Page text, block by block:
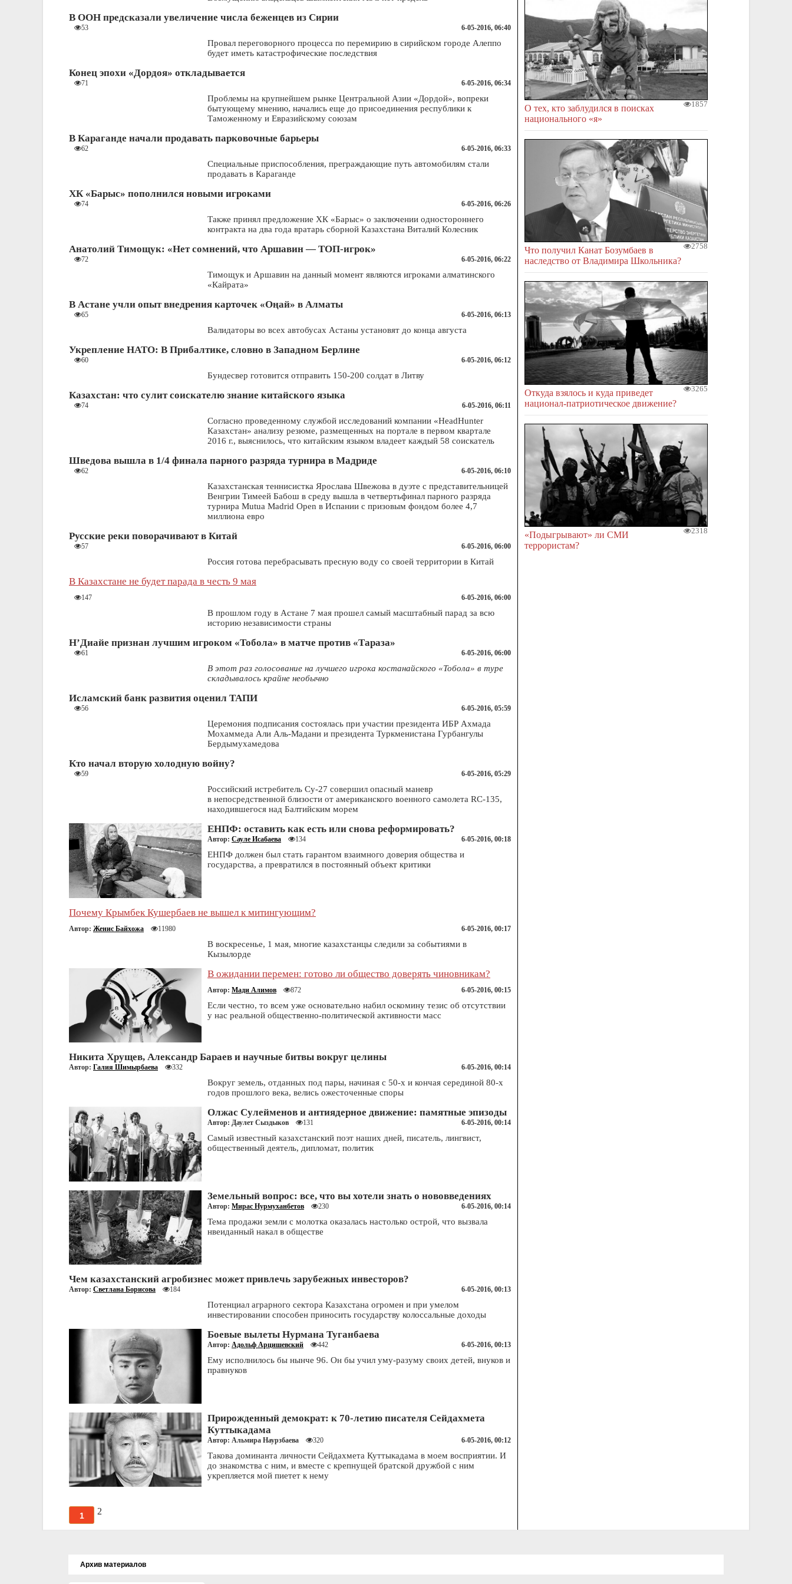
В ООН предсказали увеличение числа беженцев из Сирии
53 6-05-2016, 06:40
Провал переговорного процесса по перемирию в сирийском городе Алеппо
будет иметь катастрофические последствия
Конец эпохи «Дордоя» откладывается
71 6-05-2016, 06:34
Проблемы на крупнейшем рынке Центральной Азии «Дордой», вопреки
бытующему мнению, начались еще до присоединения республики к
Таможенному и Евразийскому союзам
В Караганде начали продавать парковочные барьеры
62 6-05-2016, 06:33
Специальные приспособления, преграждающие путь автомобилям стали
продавать в Караганде
ХК «Барыс» пополнился новыми игроками
74 6-05-2016, 06:26
Также принял предложение ХК «Барыс» о заключении одностороннего
контракта на два года вратарь сборной Казахстана Виталий Колесник
Анатолий Тимощук: «Нет сомнений, что Аршавин — ТОП-игрок»
72 6-05-2016, 06:22
Тимощук и Аршавин на данный момент являются игроками алматинского
«Кайрата»
В Астане учли опыт внедрения карточек «Оңай» в Алматы
65 6-05-2016, 06:13
Валидаторы во всех автобусах Астаны установят до конца августа
Укрепление НАТО: В Прибалтике, словно в Западном Берлине
60 6-05-2016, 06:12
Бундесвер готовится отправить 150-200 солдат в Литву
Казахстан: что сулит соискателю знание китайского языка
74 6-05-2016, 06:11
Согласно проведенному службой исследований компании «HeadHunter
Казахстан» анализу резюме, размещенных на портале в первом квартале
2016 г., выяснилось, что китайским языком владеет каждый 58 соискатель
Шведова вышла в 1/4 финала парного разряда турнира в Мадриде
62 6-05-2016, 06:10
Казахстанская теннисистка Ярослава Швежова в дуэте с представительницей
Венгрии Тимеей Бабош в среду вышла в четвертьфинал парного разряда
турнира Mutua Madrid Open в Испании с призовым фондом более 4,7
миллиона евро
Русские реки поворачивают в Китай
57 6-05-2016, 06:00
Россия готова перебрасывать пресную воду со своей территории в Китай
В Казахстане не будет парада в честь 9 мая
147 6-05-2016, 06:00
В прошлом году в Астане 7 мая прошел самый масштабный парад за всю
историю независимости страны
Н’Диайе признан лучшим игроком «Тобола» в матче против «Тараза»
61 6-05-2016, 06:00
В этот раз голосование на лучшего игрока костанайского «Тобола» в туре
складывалось крайне необычно
Исламский банк развития оценил ТАПИ
56 6-05-2016, 05:59
Церемония подписания состоялась при участии президента ИБР Ахмада
Мохаммеда Али Аль-Мадани и президента Туркменистана Гурбангулы
Бердымухамедова
Кто начал вторую холодную войну?
59 6-05-2016, 05:29
Российский истребитель Су-27 совершил опасный маневр
в непосредственной близости от американского военного самолета RC-135,
находившегося над Балтийским морем
ЕНПФ: оставить как есть или снова реформировать?
Автор: Сауле Исабаева 134 6-05-2016, 00:18
ЕНПФ должен был стать гарантом взаимного доверия общества и
государства, а превратился в постоянный объект критики
Почему Крымбек Кушербаев не вышел к митингующим?
Автор: Женис Байхожа 11980 6-05-2016, 00:17
В воскресенье, 1 мая, многие казахстанцы следили за событиями в
Кызылорде
В ожидании перемен: готово ли общество доверять чиновникам?
Автор: Мади Алимов 872 6-05-2016, 00:15
Если честно, то всем уже основательно набил оскомину тезис об отсутствии
у нас реальной общественно-политической активности масс
Никита Хрущев, Александр Бараев и научные битвы вокруг целины
Автор: Галия Шимырбаева 332 6-05-2016, 00:14
Вокруг земель, отданных под пары, начиная с 50-х и кончая серединой 80-х
годов прошлого века, велись ожесточенные споры
Олжас Сулейменов и антиядерное движение: памятные эпизоды
Автор: Даулет Сыздыков 131 6-05-2016, 00:14
Самый известный казахстанский поэт наших дней, писатель, лингвист,
общественный деятель, дипломат, политик
Земельный вопрос: все, что вы хотели знать о нововведениях
Автор: Мирас Нурмуханбетов 230 6-05-2016, 00:14
Тема продажи земли с молотка оказалась настолько острой, что вызвала
нвеиданный накал в обществе
Чем казахстанский агробизнес может привлечь зарубежных инвесторов?
Автор: Светлана Борисова 184 6-05-2016, 00:13
Потенциал аграрного сектора Казахстана огромен и при умелом
инвестировании способен приносить государству колоссальные доходы
Боевые вылеты Нурмана Туганбаева
Автор: Адольф Арцишевский 442 6-05-2016, 00:13
Ему исполнилось бы нынче 96. Он бы учил уму-разуму своих детей, внуков и
правнуков
Прирожденный демократ: к 70-летию писателя Сейдахмета
Куттыкадама
Автор: Альмира Наурзбаева 320 6-05-2016, 00:12
Такова доминанта личности Сейдахмета Куттыкадама в моем восприятии. И
до знакомства с ним, и вместе с крепнущей братской дружбой с ним
укрепляется мой пиетет к нему
1 2
1857
О тех, кто заблудился в поисках
национального «я»
2758
Что получил Канат Бозумбаев в
наследство от Владимира Школьника?
3265
Откуда взялось и куда приведет
национал-патриотическое движение?
2318
«Подыгрывают» ли СМИ
террористам?
Архив материалов